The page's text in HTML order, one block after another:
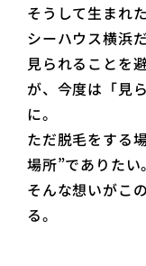
そうして生まれ
シーハウス横浜だ
見られることを
が、今度は「見
に。
ただ脱毛をする
場所”でありたい。
そんな想いがこ
る。